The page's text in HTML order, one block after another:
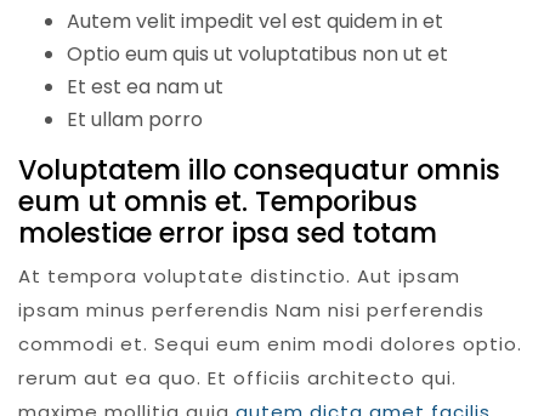
Autem velit impedit vel est quidem in et
Optio eum quis ut voluptatibus non ut et
Et est ea nam ut
Et ullam porro
Voluptatem illo consequatur omnis
eum ut omnis et. Temporibus
molestiae error ipsa sed totam
At tempora voluptate distinctio. Aut ipsam
ipsam minus perferendis Nam nisi perferendis
commodi et. Sequi eum enim modi dolores optio.
rerum aut ea quo. Et officiis architecto qui.